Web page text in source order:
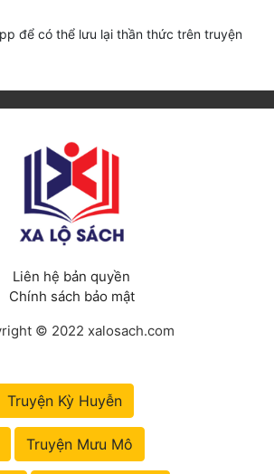
để có thể lưu lại thần thức trên truyện
Liên hệ bản quyền
Chính sách bảo mật
© 2022 xalosach.com
Truyện Kỳ Huyễn
Truyện Mưu Mô